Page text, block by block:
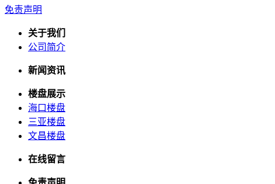
免责声明
关于我们
公司简介
新闻资讯
楼盘展示
海口楼盘
三亚楼盘
文昌楼盘
在线留言